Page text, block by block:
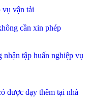
vụ vận tải
cần xin phép
nhận tập huấn nghiệp vụ
được dạy thêm tại nhà